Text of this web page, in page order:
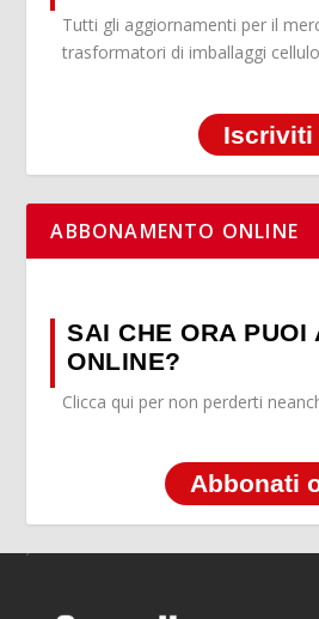
Tutti gli aggiornamenti per il
trasformatori di imballaggi
Iscriviti
ABBONAMENTO ONLINE
SAI CHE ORA PUOI
ONLINE?
Clicca qui per non perderti
Abbonati